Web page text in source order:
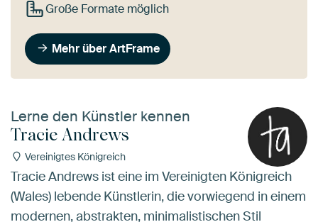
Große Formate möglich
Mehr über ArtFrame
Lerne den Künstler kennen
Tracie Andrews
Vereinigtes Königreich
Tracie Andrews ist eine im Vereinigten Königreich
(Wales) lebende Künstlerin, die vorwiegend in einem
modernen, abstrakten, minimalistischen Stil